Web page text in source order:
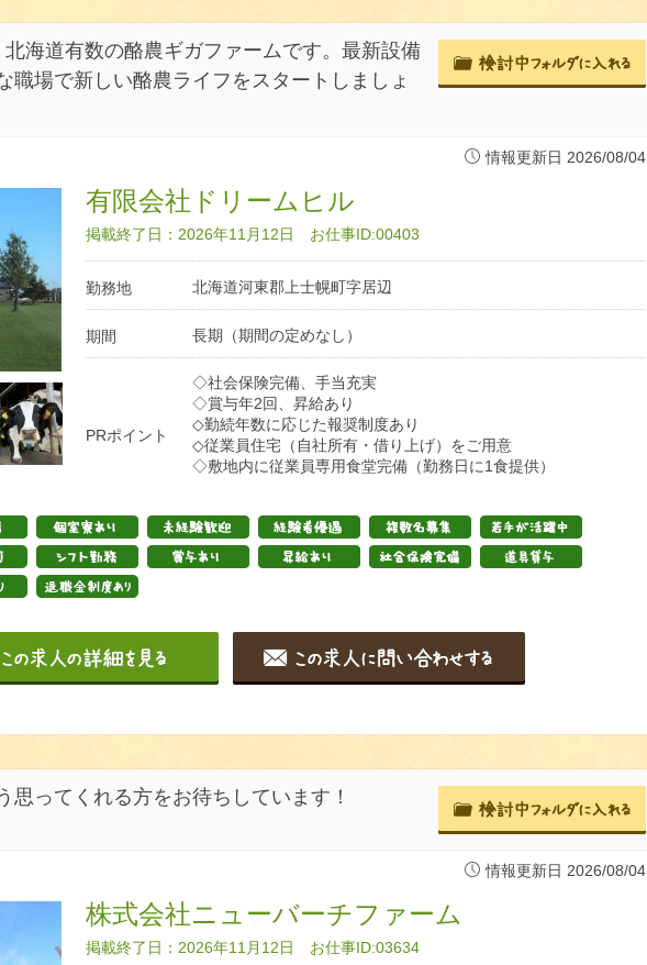
海道有数の酪農ギガファームです。最新設備
職場で新しい酪農ライフをスタートしましょ
情報更新日 2026/08/04
有限会社ドリームヒル
掲載終了日：2026年11月12日 お仕事ID:00403
勤務地 北海道河東郡上士幌町字居辺
期間 長期（期間の定めなし）
PRポイント
◇社会保険完備、手当充実
◇賞与年2回、昇給あり
◇勤続年数に応じた報奨制度あり
◇従業員住宅（自社所有・借り上げ）をご用意
◇敷地内に従業員専用食堂完備（勤務日に1食提供）
思ってくれる方をお待ちしています！
情報更新日 2026/08/04
株式会社ニューバーチファーム
掲載終了日：2026年11月12日 お仕事ID:03634